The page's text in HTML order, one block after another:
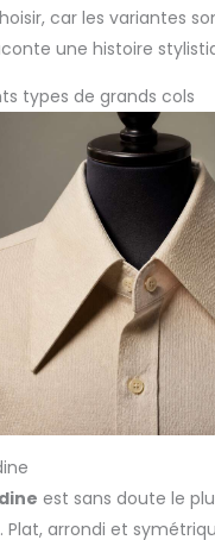
car les variantes
une histoire
types de grands cols
est sans doute le
Plat, arrondi et